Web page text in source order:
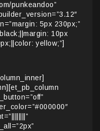
punkeandoo”
5px 230px;”
10px
yellow;”]